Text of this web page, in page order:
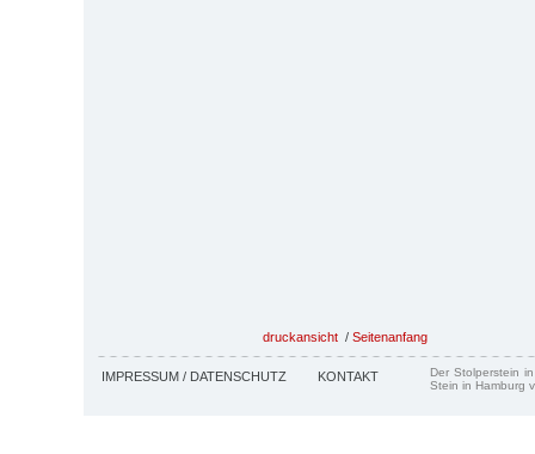
druckansicht / Seitenanfang
IMPRESSUM / DATENSCHUTZ KONTAKT
Der Stolperstein
Stein in Hamburg